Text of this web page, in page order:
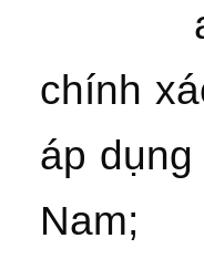
a)
chính
áp
Nam;